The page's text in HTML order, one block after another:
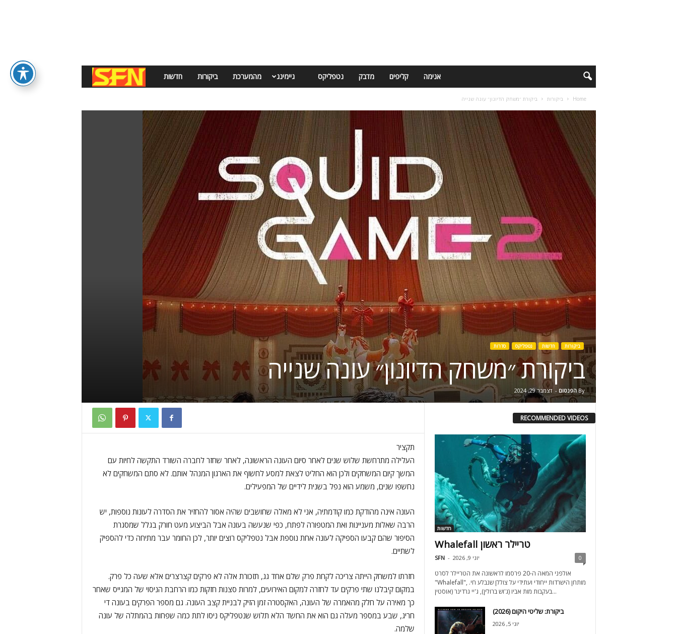
חדשות ביקורות מהמערכת גיימינג נטפליקס מדבק קליפים אנימה
Home ביקורות ביקורת ״משחק הדיונון״ עונה שנייה
ביקורות חדשות נטפליקס סדרות
ביקורת ״משחק הדיונון״ עונה שנייה
By הפנטום - דצמבר 29, 2024
תקציר
העלילה מתרחשת שלוש שנים לאחר סיום העונה הראשונה, לאחר שחזר לחברה השורד התקשה לחיות עם
המשך קיום המשחקים ולכן הוא החליט לצאת למסע לחשוף את הארגון המנהל אותם. לא סתם המשחקים לא
נחשפו שנים, משמע הוא נפל בשנית לידיים של המפעילים.
העונה אינה מהודקת כמו קודמתיה, אני לא מאלה שחושבים שהיה אסור להחזיר את הסדרה לעונות נוספות, יש
הרבה שאלות מעניינות ואת המטפורה לפתח, כפי שנעשה בעונה אבל הביצוע מעט חורק בגלל שמסגרת
הסיפור שהם קבעו הספיקה לעונה אחת נוספת אבל נטפליקס רוצים יותר, לכן החומר עבר מתיחה כדי להספיק
לשתיים.
חזרתו למשחק הייתה צריכה לקחת פרק שלם אחד גג, תזכורת אלה לא פרקים קצרצרים אלא שעה כל פרק.
במקום קיבלנו שתי פרקים עד לחזרה למקום האירועים, למרות סצנות חזקות כמו הרחבת הניסוי של המגייס שאחר
כך מאירה על חלק מהאמרה של העונה, האקסטרה זמן הזיק לבניית קצב העונה. גם מספר הפרקים בעונה די
חריג, שבע במספר מעלה גם הוא את החשד הלא תלוש שנטפליקס ניסו לתת כמה שפחות בהמתלה של עונה
שלמה.
RECOMMENDED VIDEOS
חדשות
Whalefall טריילר ראשון
SFN - יוני 9, 2026 0
אולפני המאה ה-20 פרסמו לראשונה את הטריילר לסרט
"Whalefall", מותחן הישרדות ייחודי ועתידי על צוללן שנבלע חי.
בעקבות מות אביו (ג'וש ברולין), ג'יי גרדינר (אוסטין...
ביקורת: שליטי היקום (2026)
יוני 5, 2026